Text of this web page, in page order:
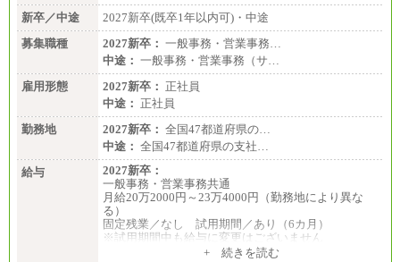
新卒／中途
2027新卒(既卒1年以内可)・中途
募集職種
2027新卒： 一般事務・営業事務…
中途： 一般事務・営業事務（サ…
雇用形態
2027新卒： 正社員
中途： 正社員
勤務地
2027新卒： 全国47都道府県の…
中途： 全国47都道府県の支社…
給与
2027新卒：
一般事務・営業事務共通
月給20万2000円～23万4000円（勤務地により異な
る）
固定残業／なし 試用期間／あり（6カ月）
※試用期間中も給与に変更はございません
+ 続きを読む